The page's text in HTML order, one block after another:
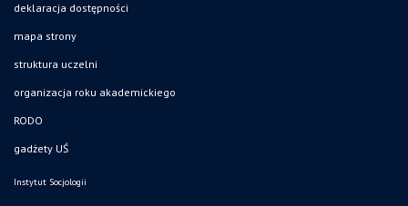
deklaracja dostępności
mapa strony
struktura uczelni
organizacja roku akademickiego
RODO
gadżety UŚ
Instytut Socjologii